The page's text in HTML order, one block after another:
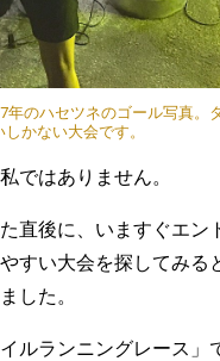
年のハセツネのゴール写真。
かない大会です。
ではありません。
直後に、いますぐエン
すい大会を探してみる
した。
ルランニングレース」